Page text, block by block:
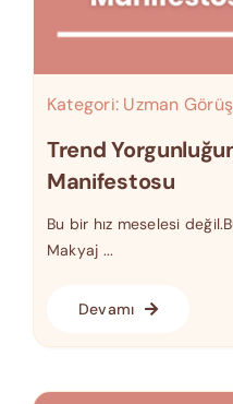
Kategori: Uzman
Trend
Manifestosu
Bu bir hız meselesi
Makyaj ...
Devamı